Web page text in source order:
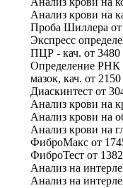
Анализ крови на
Проба Шиллера от
Экспресс
ПЦР - кач. от 3480
Определение РНК
мазок, кач. от 2150
Диаскинтест от
Анализ крови на
Анализ крови на
Анализ крови на
ФиброМакс от
ФиброТест от
Анализ на
Анализ на